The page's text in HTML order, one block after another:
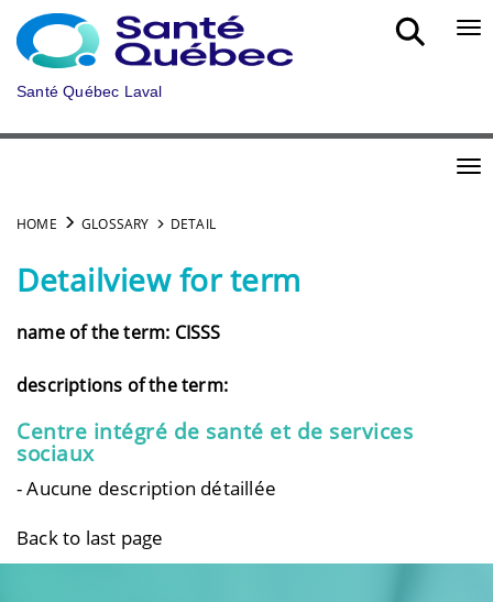
Skip to main content
Santé Québec Laval
HOME GLOSSARY DETAIL
Detailview for term
name of the term: CISSS
descriptions of the term:
Centre intégré de santé et de services
sociaux
- Aucune description détaillée
Back to last page